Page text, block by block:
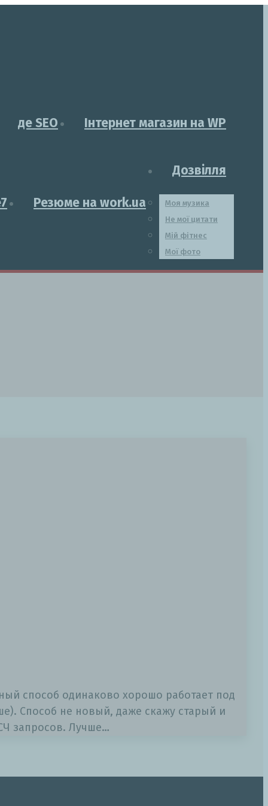
де SEO Інтернет магазин на WP
Резюме на work.ua
Дозвілля
Моя музика
Не мої цитати
Мій фітнес
Мої фото
способ одинаково хорошо работает под
Способ не новый, даже скажу старый и
запросов. Лучше…